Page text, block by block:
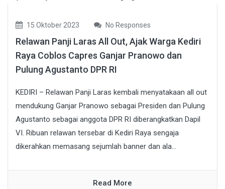
15 Oktober 2023 No Responses
Relawan Panji Laras All Out, Ajak Warga Kediri
Raya Coblos Capres Ganjar Pranowo dan
Pulung Agustanto DPR RI
KEDIRI – Relawan Panji Laras kembali menyatakaan all out
mendukung Ganjar Pranowo sebagai Presiden dan Pulung
Agustanto sebagai anggota DPR RI diberangkatkan Dapil
VI. Ribuan relawan tersebar di Kediri Raya sengaja
dikerahkan memasang sejumlah banner dan ala...
Read More